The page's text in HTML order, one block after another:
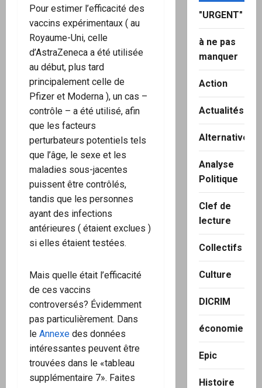
Pour estimer l’efficacité des
vaccins expérimentaux ( au
Royaume-Uni, celle
d’AstraZeneca a été utilisée
au début, plus tard
principalement celle de
Pfizer et Moderna ), un cas –
contrôle – a été utilisé, afin
que les facteurs
perturbateurs potentiels tels
que l’âge, le sexe et les
maladies sous-jacentes
puissent être contrôlés,
tandis que les personnes
ayant des infections
antérieures ( étaient exclues )
si elles étaient testées.
Mais quelle était l’efficacité
de ces vaccins
controversés? Évidemment
pas particulièrement. Dans
le Annexe des données
intéressantes peuvent être
trouvées dans le «tableau
supplémentaire 7». Faites
"URGENT"
à ne pas
manquer
Action
Actualités
Alternatives
Analyse
Politique
Clef de
lecture
Collectifs
Culture
DICRIM
économie
Epic
Histoire